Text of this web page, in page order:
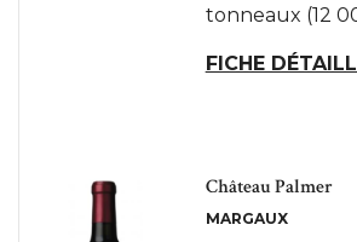
tonneaux (12
FICHE
Château Palmer
MARGAUX